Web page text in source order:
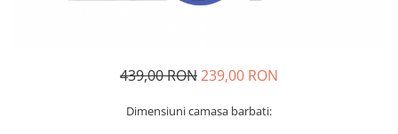
439,00 RON239,00 RON
Dimensiuni camasa barbati: